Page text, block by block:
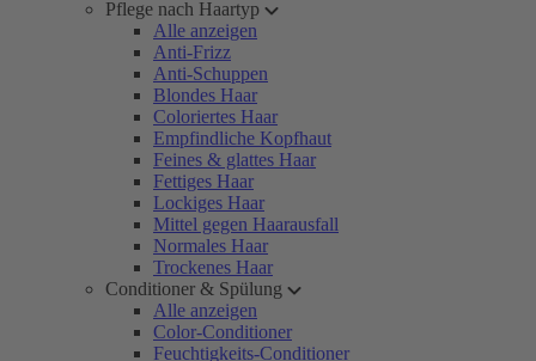
Pflege nach Haartyp
Alle anzeigen
Anti-Frizz
Anti-Schuppen
Blondes Haar
Coloriertes Haar
Empfindliche Kopfhaut
Feines & glattes Haar
Fettiges Haar
Lockiges Haar
Mittel gegen Haarausfall
Normales Haar
Trockenes Haar
Conditioner & Spülung
Alle anzeigen
Color-Conditioner
Feuchtigkeits-Conditioner